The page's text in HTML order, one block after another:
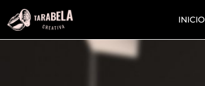
INICIO